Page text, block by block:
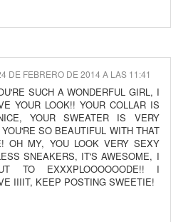
DE FEBRERO DE 2014 A LAS 11:41
SUCH A WONDERFUL GIRL, I
YOUR LOOK!! YOUR COLLAR IS
YOUR SWEATER IS VERY
SO BEAUTIFUL WITH THAT
OH MY, YOU LOOK VERY SEXY
SNEAKERS, IT'S AWESOME, I
TO EXXXPLOOOOOODE!! I
IIIIT, KEEP POSTING SWEETIE!